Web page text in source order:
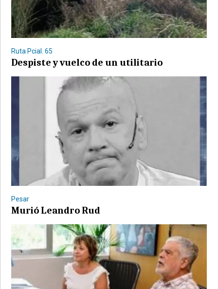
Ruta Pcial. 65
Despiste y vuelco de un utilitario
Pesar
Murió Leandro Rud